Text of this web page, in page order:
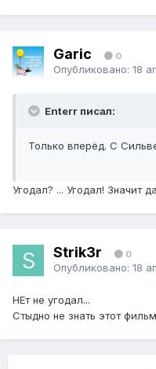
Garic 0
Опубликовано: 18
Enterr писал:
Только вперёд. С
Угодал? ... Угодал! Значит
Strik3r 0
Опубликовано: 18
НЕт не угодал...
Стыдно не знать этот